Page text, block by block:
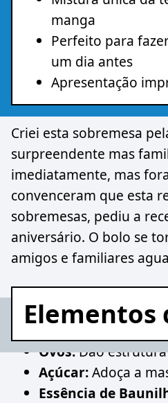
manga
Perfeito para
um dia antes
Apresentação
Criei esta sobremesa
surpreendente mas
imediatamente, mas
convenceram que esta
sobremesas, pediu a
aniversário. O bolo se
amigos e familiares
Elementos
Ovos:Dão estrutura
Açúcar:Adoça a
Essência de